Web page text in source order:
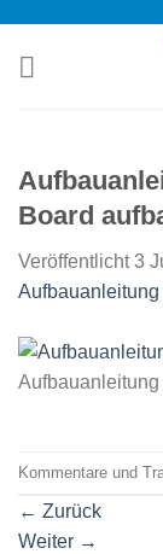
springen
Board
Veröffentlicht3
Kommentare und
← Zurück
Weiter →